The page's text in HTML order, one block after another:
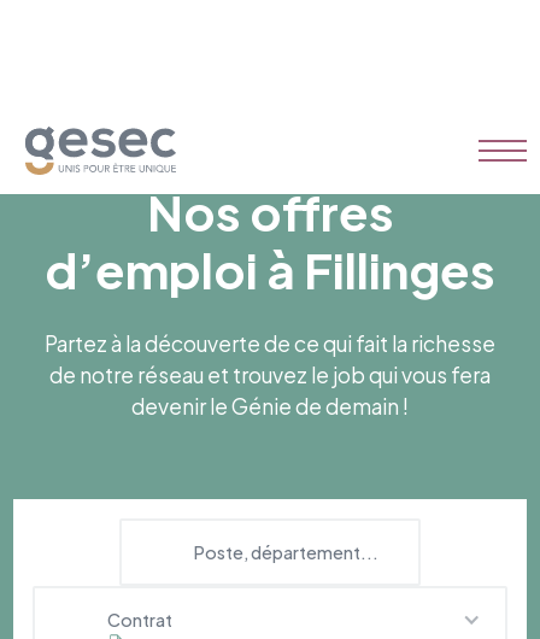
Nos offres
d’emploi à Fillinges
Partez à la découverte de ce qui fait la richesse
de notre réseau et trouvez le job qui vous fera
devenir le Génie de demain !
Contrat